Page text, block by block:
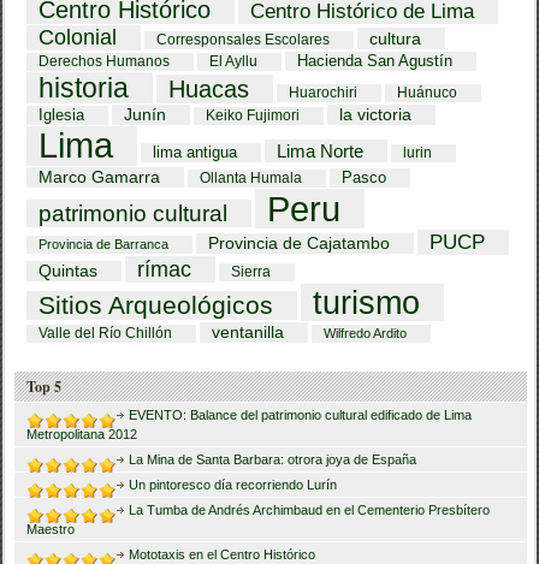
Centro Histórico
Centro Histórico de Lima
Colonial
Corresponsales Escolares cultura
Derechos Humanos El Ayllu Hacienda San Agustín
historia Huacas Huarochiri Huánuco
Iglesia Junín Keiko Fujimori la victoria
Lima lima antigua Lima Norte lurin
Marco Gamarra Ollanta Humala Pasco
patrimonio cultural Peru
Provincia de Barranca Provincia de Cajatambo PUCP
Quintas rímac Sierra
Sitios Arqueológicos turismo
Valle del Río Chillón ventanilla Wilfredo Ardito
Top 5
EVENTO: Balance del patrimonio cultural edificado de Lima
Metropolitana 2012
La Mina de Santa Barbara: otrora joya de España
Un pintoresco día recorriendo Lurín
La Tumba de Andrés Archimbaud en el Cementerio Presbítero
Maestro
Mototaxis en el Centro Histórico